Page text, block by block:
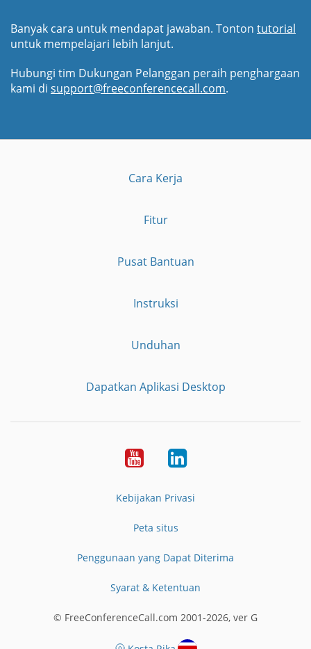
Banyak cara untuk mendapat jawaban. Tonton tutorial
untuk mempelajari lebih lanjut.
Hubungi tim Dukungan Pelanggan peraih penghargaan
kami di support@freeconferencecall.com.
Cara Kerja
Fitur
Pusat Bantuan
Instruksi
Unduhan
Dapatkan Aplikasi Desktop
YouTubeLinkedIn
Kebijakan Privasi
Peta situs
Penggunaan yang Dapat Diterima
Syarat & Ketentuan
© FreeConferenceCall.com 2001-2026, ver G